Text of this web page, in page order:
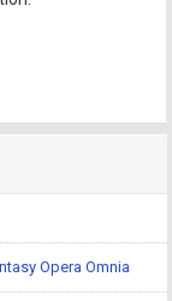
Opera Omnia